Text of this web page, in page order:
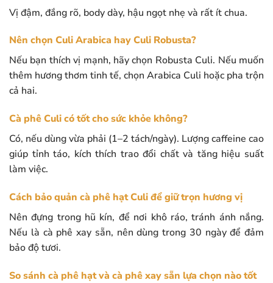
Vị đậm, đắng rõ, body dày, hậu ngọt nhẹ và rất ít chua.
Nên chọn Culi Arabica hay Culi Robusta?
Nếu bạn thích vị mạnh, hãy chọn Robusta Culi. Nếu muốn
thêm hương thơm tinh tế, chọn Arabica Culi hoặc pha trộn
cả hai.
Cà phê Culi có tốt cho sức khỏe không?
Có, nếu dùng vừa phải (1–2 tách/ngày). Lượng caffeine cao
giúp tỉnh táo, kích thích trao đổi chất và tăng hiệu suất
làm việc.
Cách bảo quản cà phê hạt Culi để giữ trọn hương vị
Nên đựng trong hũ kín, để nơi khô ráo, tránh ánh nắng.
Nếu là cà phê xay sẵn, nên dùng trong 30 ngày để đảm
bảo độ tươi.
So sánh cà phê hạt và cà phê xay sẵn lựa chọn nào tốt